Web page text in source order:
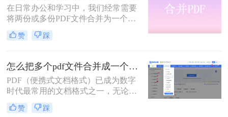
在日常办公和学习中，我们经常需要
将两份或多份PDF文件合并为一个，
以便于查阅、分享和存储。那么两份
pdf怎么合并在一起呢？本文将介绍四
您轻松完成PDF合并任务。
赞 踩
怎么把多个pdf文件合并成一个？全面指南与详细方法解析！
PDF（便携式文档格式）已成为数字
时代最常用的文档格式之一，无论是
学术论文、商务报告、电子书还是官
方文件，PDF都能保持原始格式在不
赞 踩